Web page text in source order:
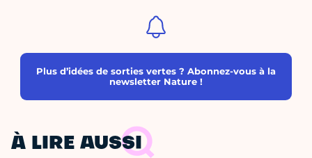
Plus d’idées de sorties vertes ? Abonnez-vous à la
newsletter Nature !
À LIRE AUSSI